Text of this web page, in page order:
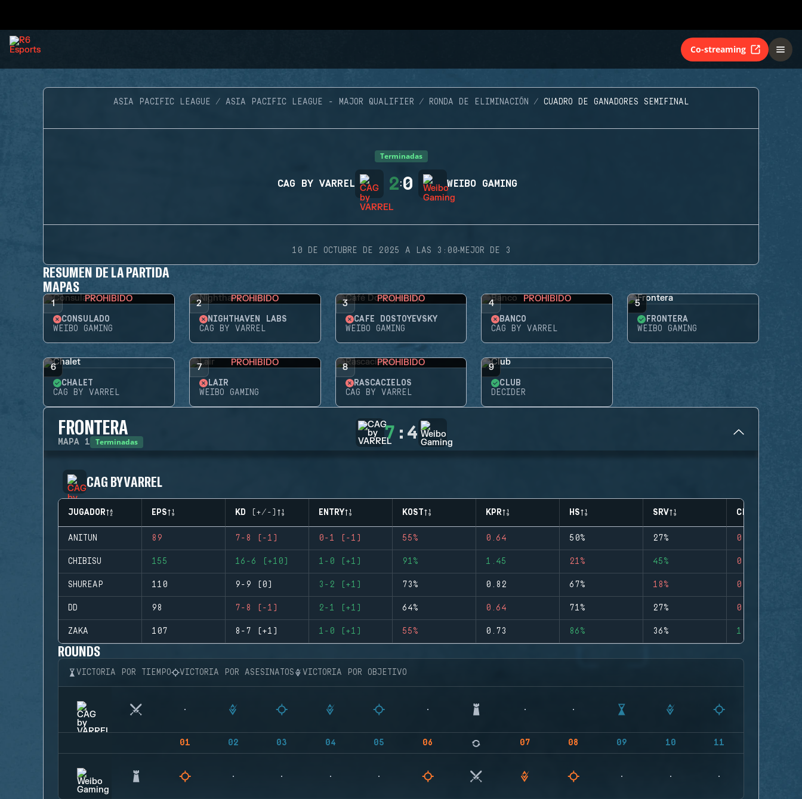
Co-streaming
ASIA PACIFIC LEAGUE ASIA PACIFIC LEAGUE - MAJOR QUALIFIER RONDA DE ELIMINACIÓN CUADRO DE GANADORES SEMIFINAL
Terminadas
CAG BY VARREL 2:0 WEIBO GAMING
10 DE OCTUBRE DE 2025 A LAS 3:00·MEJOR DE 3
RESUMEN DE LA PARTIDA
MAPAS
1 PROHIBIDO
CONSULADO
WEIBO GAMING
2 PROHIBIDO
NIGHTHAVEN LABS
CAG BY VARREL
3 PROHIBIDO
CAFÉ DOSTOYEVSKY
WEIBO GAMING
4 PROHIBIDO
BANCO
CAG BY VARREL
5
FRONTERA
WEIBO GAMING
6
CHALET
CAG BY VARREL
7 PROHIBIDO
LAIR
WEIBO GAMING
8 PROHIBIDO
RASCACIELOS
CAG BY VARREL
9
CLUB
DECIDER
FRONTERA
MAPA 1 Terminadas 7 : 4
CAG BY VARREL
JUGADOR EPS KD (+/-) ENTRY KOST KPR HS SRV CLUTCHES
ANITUN 89 7-8 (-1) 0-1 (-1) 55% 0.64 50% 27% 0
CHIBISU 155 16-6 (+10) 1-0 (+1) 91% 1.45 21% 45% 0
SHUREAP 110 9-9 (0) 3-2 (+1) 73% 0.82 67% 18% 0
DD 98 7-8 (-1) 2-1 (+1) 64% 0.64 71% 27% 0
ZAKA 107 8-7 (+1) 1-0 (+1) 55% 0.73 86% 36% 1
ROUNDS
VICTORIA POR TIEMPO VICTORIA POR ASESINATOS VICTORIA POR OBJETIVO
01 02 03 04 05 06 07 08 09 10 11